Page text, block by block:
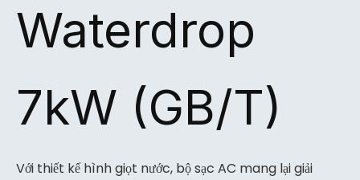
Waterdrop
7kW (GB/T)
Với thiết kế hình giọt nước, bộ sạc AC mang lại giải